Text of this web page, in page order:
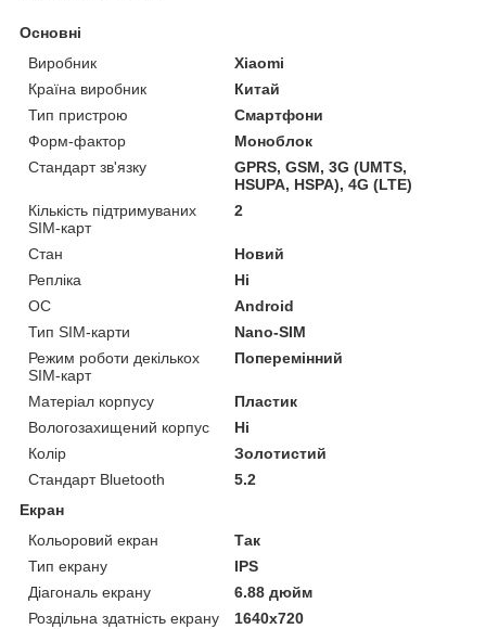
Основні
Виробник
Xiaomi
Країна виробник
Китай
Тип пристрою
Смартфони
Форм-фактор
Моноблок
Стандарт зв'язку
GPRS, GSM, 3G (UMTS,
HSUPA, HSPA), 4G (LTE)
Кількість підтримуваних
SIM-карт
2
Стан
Новий
Репліка
Ні
ОС
Android
Тип SIM-карти
Nano-SIM
Режим роботи декількох
SIM-карт
Поперемінний
Матеріал корпусу
Пластик
Вологозахищений корпус
Ні
Колір
Золотистий
Стандарт Bluetooth
5.2
Екран
Кольоровий екран
Так
Тип екрану
IPS
Діагональ екрану
6.88 дюйм
Роздільна здатність екрану
1640x720